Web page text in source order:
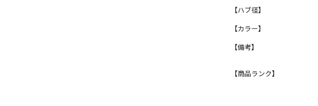
【ハブ径】
【カラー】
【備考】
【商品ランク】